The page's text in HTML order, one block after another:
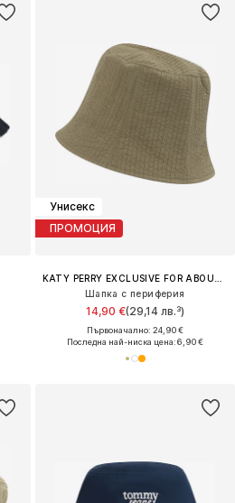
Унисекс
ПРОМОЦИЯ
Шапка с периферия
14,90 €(29,14 лв.³)
Първоначално: 24,90 €
Последна най-ниска цена:6,90 €